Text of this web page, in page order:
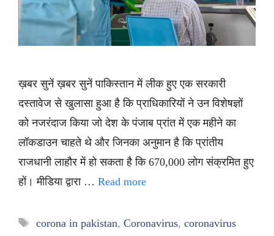
ख़बर सुनें ख़बर सुनें पाकिस्तान में लीक हुए एक सरकारी
दस्तावेज से खुलासा हुआ है कि प्राधिकारियों ने उन विशेषज्ञों
को नजरंदाज किया जो देश के पंजाब प्रांत में एक महीने का
लॉकडाउन चाहते थे और जिनका अनुमान है कि प्रांतीय
राजधानी लाहौर में हो सकता है कि 670,000 लोग संक्रमित हुए
हों। मीडिया द्वारा … Read more
Tags
corona in pakistan, Coronavirus, coronavirus